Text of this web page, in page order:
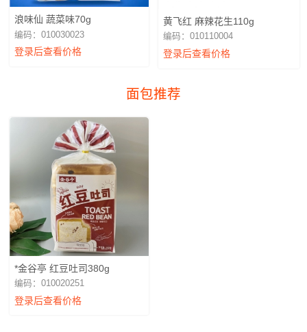
浪味仙 蔬菜味70g
编码：010030023
登录后查看价格
黄飞红 麻辣花生110g
编码：010110004
登录后查看价格
面包推荐
*金谷亭 红豆吐司380g
编码：010020251
登录后查看价格